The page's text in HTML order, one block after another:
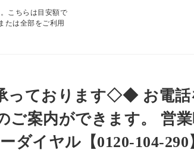
こちらは目安額で
たは全部をご利用
ております◇◆ お電話
ご案内ができます。 営
ダイヤル【0120-104-290